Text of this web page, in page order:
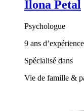
Ilona Petal
Psychologue
9 ans
Spécialisé dans
Vie de famille &